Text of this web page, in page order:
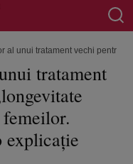
al unui tratament vechi pentru
tratament
explicație